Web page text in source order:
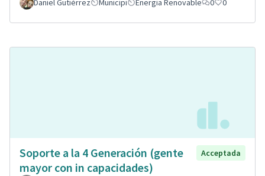
Daniel Gutiérrez Municipi Energia Renovable 0 0
Soporte a la 4 Generación (gente
mayor con in capacidades)
Acceptada